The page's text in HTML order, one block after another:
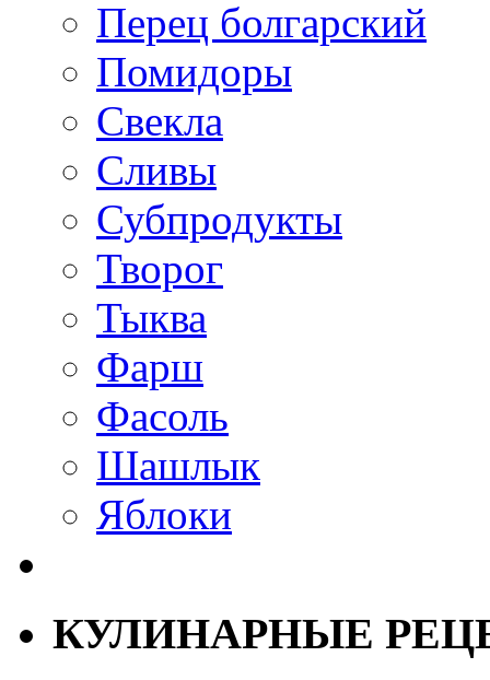
Перец болгарский
Помидоры
Свекла
Сливы
Субпродукты
Творог
Тыква
Фарш
Фасоль
Шашлык
Яблоки
КУЛИНАРНЫЕ